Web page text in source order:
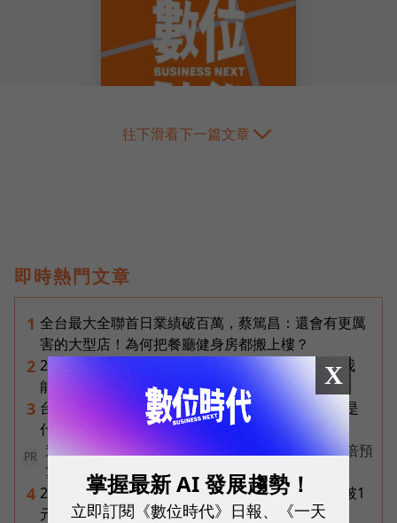
往下滑看下一篇文章
即時熱門文章
1 全台最大全聯首日業績破百萬，蔡篤昌：還會有更厲
害的大型店！為何把餐廳健身房都搬上樓？
2 2026普發一萬最新進度｜國民支援金通過了嗎？我
能領嗎？地方發錢大盤點
3 台達電第二曲線盤點：「不發火的發電機」SOFC是
什麼？AI機器人、微電網、氫電池都它的局
PR
連5年蟬聯全國冠軍！台中市政府如何編列中央3倍預
算翻轉閱讀？
4 2026年8月ETF配息盤點｜19檔一次看，00878衝破1
元創高、00929殖利率逾16%
X
掌握最新 AI 發展趨勢！
立即訂閱《數位時代》日報、《一天